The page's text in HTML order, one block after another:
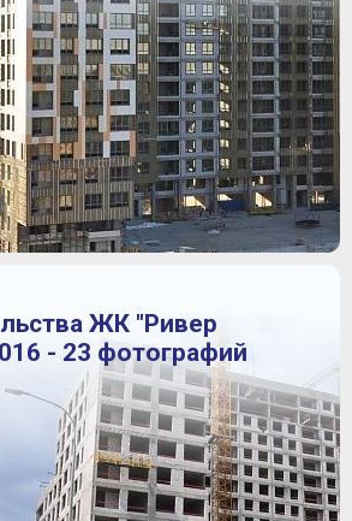
ЖК "Ривер
- 23 фотографий